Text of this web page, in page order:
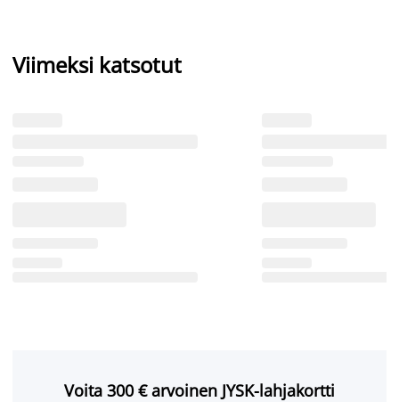
Viimeksi katsotut
Voita 300 € arvoinen JYSK-lahjakortti